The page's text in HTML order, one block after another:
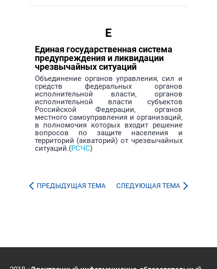
Е
Единая государственная система
предупреждения и ликвидации
чрезвычайных ситуаций
Объединение органов управления, сил и
средств федеральных органов
исполнительной власти, органов
исполнительной власти субъектов
Российской Федерации, органов
местного самоуправления и организаций,
в полномочия которых входит решение
вопросов по защите населения и
территорий (акваторий) от чрезвычайных
ситуаций.(РСЧС)
ПРЕДЫДУЩАЯ ТЕМА СЛЕДУЮЩАЯ ТЕМА